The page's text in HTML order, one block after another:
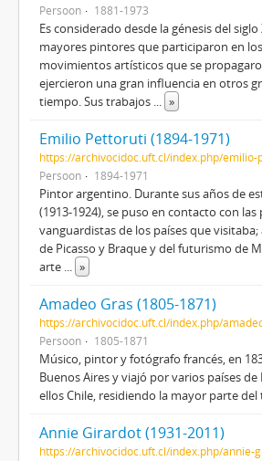
Persoon
1881-1973
Es considerado desde la génesis del
mayores pintores que participaron en
movimientos artísticos que se
ejercieron una gran influencia en otros
tiempo. Sus trabajos ... »
Emilio Pettoruti (1894-1971)
https://archivocidoc.uft.cl/index.php/emilio-
Persoon
1894-1971
Pintor argentino. Durante sus años de
(1913-1924), se puso en contacto con las
vanguardistas de los países que
de Picasso y Braque y del futurismo de
arte ... »
Amadeo Gras (1805-1871)
https://archivocidoc.uft.cl/index.php/
Persoon
1805-1871
Músico, pintor y fotógrafo francés, en
Buenos Aires y viajó por varios países
ellos Chile, residiendo la mayor parte
Annie Girardot (1931-2011)
https://archivocidoc.uft.cl/index.php/annie-